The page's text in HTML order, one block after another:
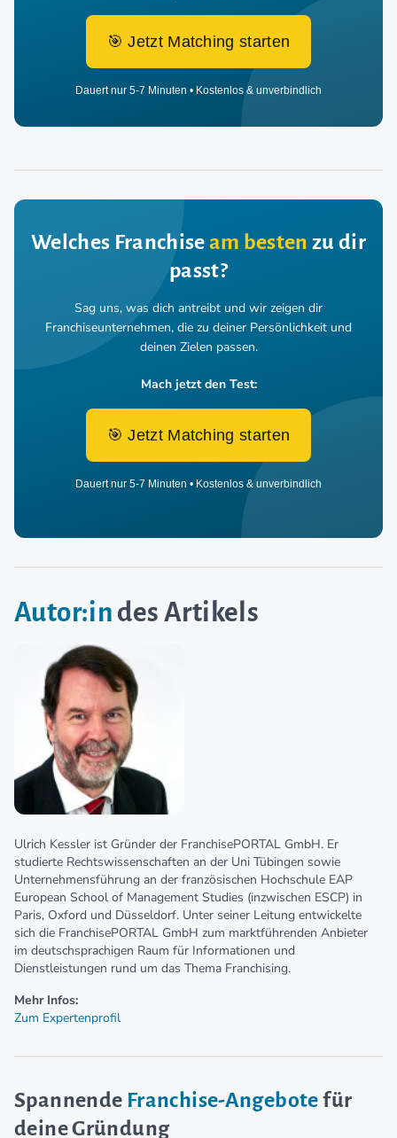
🎯 Jetzt Matching starten
Dauert nur 5-7 Minuten • Kostenlos & unverbindlich
Welches Franchiseam besten zu dir
passt?
Sag uns, was dich antreibt und wir zeigen dir
Franchiseunternehmen, die zu deiner Persönlichkeit und
deinen Zielen passen.
Mach jetzt den Test:
🎯 Jetzt Matching starten
Dauert nur 5-7 Minuten • Kostenlos & unverbindlich
Autor:in des Artikels
Ulrich Kessler ist Gründer der FranchisePORTAL GmbH. Er
studierte Rechtswissenschaften an der Uni Tübingen sowie
Unternehmensführung an der französischen Hochschule EAP
European School of Management Studies (inzwischen ESCP) in
Paris, Oxford und Düsseldorf. Unter seiner Leitung entwickelte
sich die FranchisePORTAL GmbH zum marktführenden Anbieter
im deutschsprachigen Raum für Informationen und
Dienstleistungen rund um das Thema Franchising.
Mehr Infos:
Zum Expertenprofil
Spannende Franchise-Angebotefür
deine Gründung